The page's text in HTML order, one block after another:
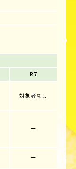
R7
対象者なし
ー
ー